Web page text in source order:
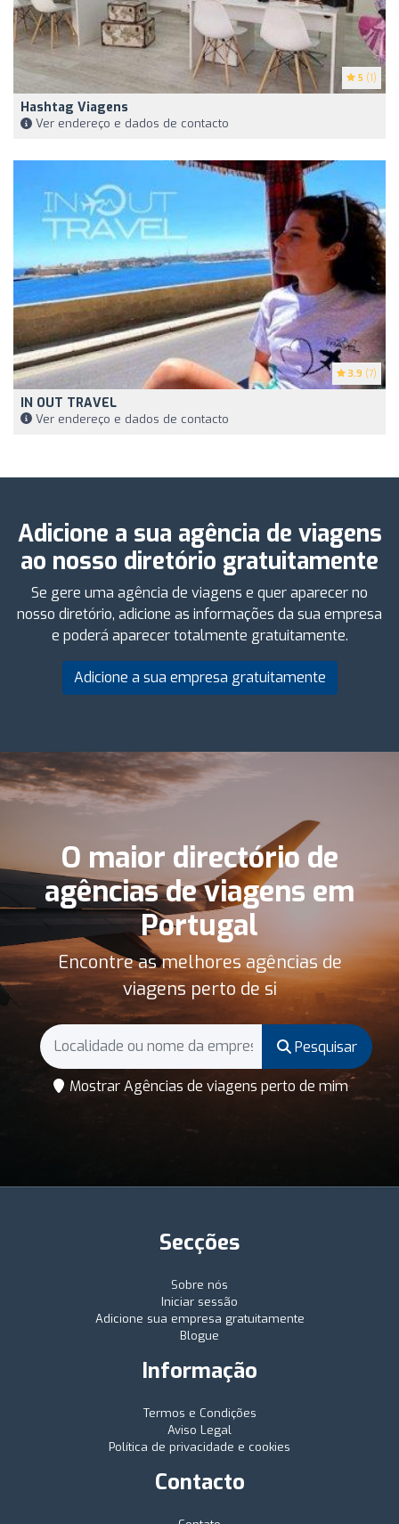
5 (1)
Hashtag Viagens
Ver endereço e dados de contacto
3.9 (7)
IN OUT TRAVEL
Ver endereço e dados de contacto
Adicione a sua agência de viagens
ao nosso diretório gratuitamente
Se gere uma agência de viagens e quer aparecer no
nosso diretório, adicione as informações da sua empresa
e poderá aparecer totalmente gratuitamente.
Adicione a sua empresa gratuitamente
O maior directório de
agências de viagens em
Portugal
Encontre as melhores agências de
viagens perto de si
Pesquisar
Mostrar Agências de viagens perto de mim
Secções
Sobre nós
Iniciar sessão
Adicione sua empresa gratuitamente
Blogue
Informação
Termos e Condições
Aviso Legal
Política de privacidade e cookies
Contacto